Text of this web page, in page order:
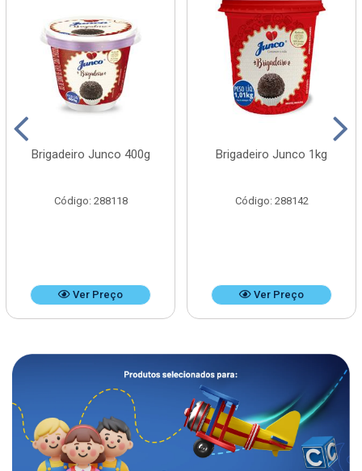
Brigadeiro Junco 400g
Código: 288118
Ver Preço
Brigadeiro Junco 1kg
Código: 288142
Ver Preço